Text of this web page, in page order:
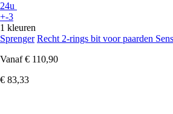
24u
+-3
1 kleuren
Sprenger Recht 2-rings bit voor paarden
Vanaf € 110,90
€ 83,33